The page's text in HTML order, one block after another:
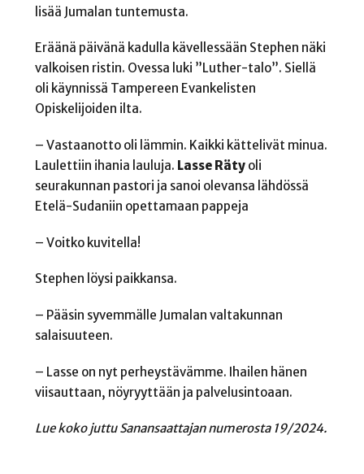
lisää Jumalan tuntemusta.
Eräänä päivänä kadulla kävellessään Stephen näki
valkoisen ristin. Ovessa luki ”Luther-talo”. Siellä
oli käynnissä Tampereen Evankelisten
Opiskelijoiden ilta.
– Vastaanotto oli lämmin. Kaikki kättelivät minua.
Laulettiin ihania lauluja. Lasse Rätyoli
seurakunnan pastori ja sanoi olevansa lähdössä
Etelä-Sudaniin opettamaan pappeja
– Voitko kuvitella!
Stephen löysi paikkansa.
– Pääsin syvemmälle Jumalan valtakunnan
salaisuuteen.
– Lasse on nyt perheystävämme. Ihailen hänen
viisauttaan, nöyryyttään ja palvelusintoaan.
Lue koko juttu Sanansaattajan numerosta 19/2024.